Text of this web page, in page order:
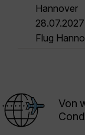
Hannover
28.07.2027
Flug
Von